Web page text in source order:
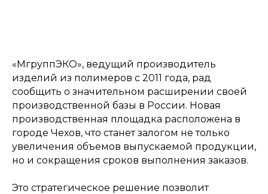
«МгруппЭКО», ведущий производитель
изделий из полимеров с 2011 года, рад
сообщить о значительном расширении своей
производственной базы в России. Новая
производственная площадка расположена в
городе Чехов, что станет залогом не только
увеличения объемов выпускаемой продукции,
но и сокращения сроков выполнения заказов.
Это стратегическое решение позволит